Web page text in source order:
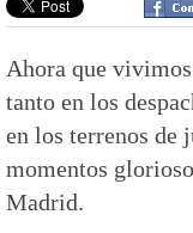
Ahora que
tanto en los
en los terrenos de
momentos
Madrid.